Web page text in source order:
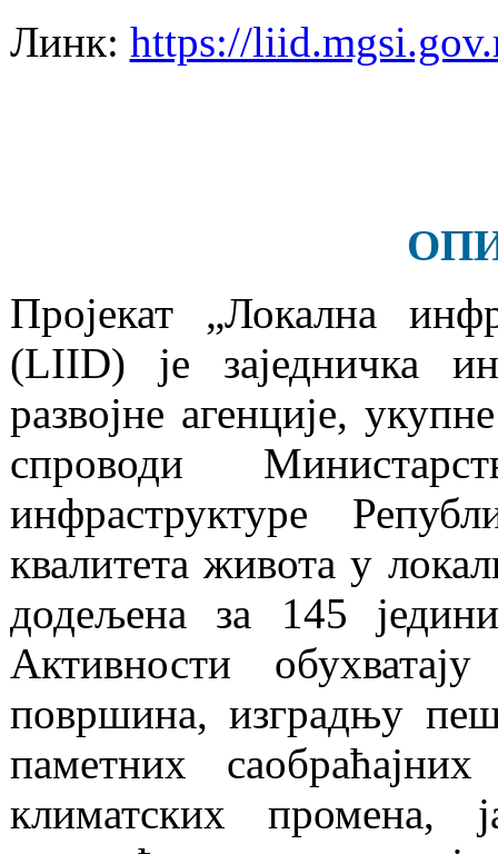
Линк: https://
Пројекат „Локална
(LIID) је заједничка
развојне агенције,
спроводи
инфраструктуре
квалитета живота у
додељена за 145
Активности
површина, изградњу
паметних
климатских промена,